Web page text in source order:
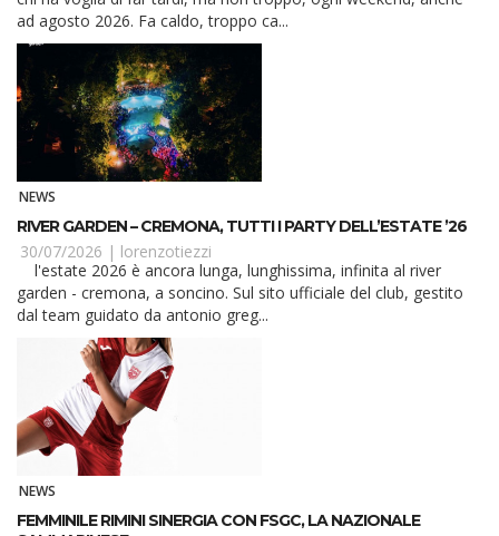
ad agosto 2026. Fa caldo, troppo ca...
NEWS
RIVER GARDEN – CREMONA, TUTTI I PARTY DELL’ESTATE ’26
30/07/2026 | lorenzotiezzi
garden - cremona, a soncino. Sul sito ufficiale del club, gestito
dal team guidato da antonio greg...
NEWS
FEMMINILE RIMINI SINERGIA CON FSGC, LA NAZIONALE